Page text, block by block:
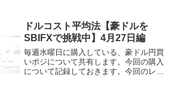
損益％合計100％100％投資額と評価額の
損益率0.64...
ドルコスト平均法【豪ドルを
SBIFXで挑戦中】4月27日編
毎週水曜日に購入している、豪ドル円買
いポジについて共有します。今回の購入
について記録しておきます。今回のレバ